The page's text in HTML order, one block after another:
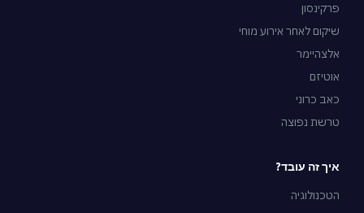
פרקינסון
שיקום לאחר אירוע מוחי
אלצהיימר
אוטיזם
כאב כרוני
טרשת נפוצה
איך זה עובד?
הטכנולוגיה